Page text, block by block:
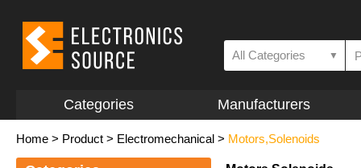
All Categories ▼
Categories Manufacturers
Home > Product > Electromechanical > Motors,Solenoids